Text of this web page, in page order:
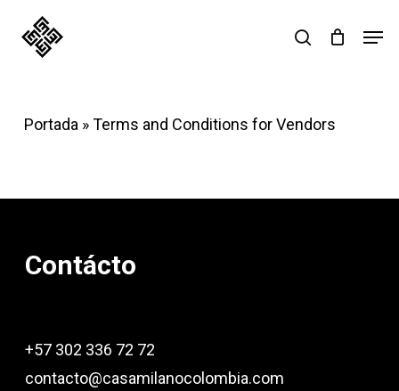
search
Portada »Terms and Conditions for Vendors
Contácto
+57 302 336 72 72
contacto@casamilanocolombia.com